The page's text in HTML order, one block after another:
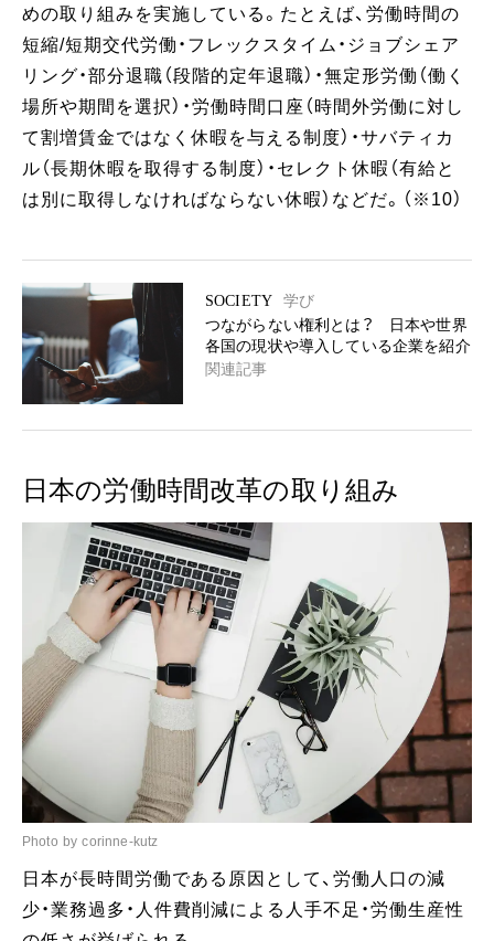
めの取り組みを実施している。たとえば、労働時間の
短縮/短期交代労働・フレックスタイム・ジョブシェア
リング・部分退職（段階的定年退職）・無定形労働（働く
場所や期間を選択）・労働時間口座（時間外労働に対し
て割増賃金ではなく休暇を与える制度）・サバティカ
ル（長期休暇を取得する制度）・セレクト休暇（有給と
は別に取得しなければならない休暇）などだ。（※10）
SOCIETY
学び
つながらない権利とは？ 日本や世界
各国の現状や導入している企業を紹介
関連記事
日本の労働時間改革の取り組み
Photo by corinne-kutz
日本が長時間労働である原因として、労働人口の減
少・業務過多・人件費削減による人手不足・労働生産性